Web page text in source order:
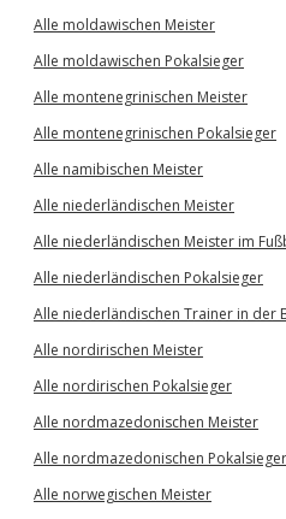
Alle moldawischen Meister
Alle moldawischen Pokalsieger
Alle montenegrinischen Meister
Alle montenegrinischen Pokalsieger
Alle namibischen Meister
Alle niederländischen Meister
Alle niederländischen Meister im
Alle niederländischen Pokalsieger
Alle niederländischen Trainer in der
Alle nordirischen Meister
Alle nordirischen Pokalsieger
Alle nordmazedonischen Meister
Alle nordmazedonischen Pokalsieger
Alle norwegischen Meister